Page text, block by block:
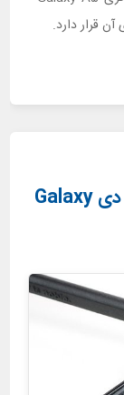
مرحله 8: آزاد کردن کانکتور ال سی دی Galaxy